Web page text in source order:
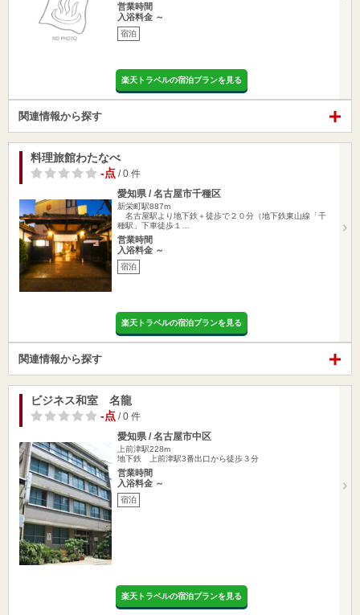
営業時間
入浴料金 ～
宿泊
楽天トラベルの宿泊プランを見る
関連情報から探す
料理旅館わたなべ
-点 / 0 件
愛知県 / 名古屋市千種区
新栄町駅887m
名古屋駅より地下鉄＋徒歩で２０分（地下鉄東山線「千
種駅」下車徒歩１…
営業時間
入浴料金 ～
宿泊
楽天トラベルの宿泊プランを見る
関連情報から探す
ビジネス和室 名龍
-点 / 0 件
愛知県 / 名古屋市中区
上前津駅228m
地下鉄 上前津駅3番出口から徒歩３分
営業時間
入浴料金 ～
宿泊
楽天トラベルの宿泊プランを見る